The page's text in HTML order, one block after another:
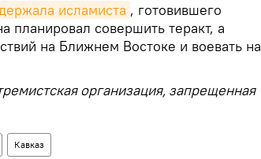
исламиста , готовившего
планировал совершить теракт, а
на Ближнем Востоке и воевать на
организация, запрещенная
Кавказ